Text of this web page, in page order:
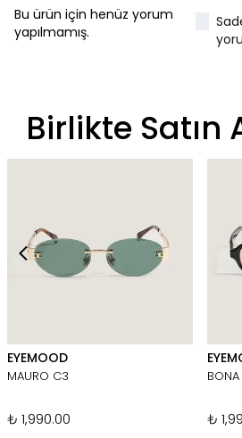
Bu ürün için henüz yorum
yapılmamış.
Birlikte Satın
EYEMOOD
MAURO C3
₺ 1,990.00 ₺